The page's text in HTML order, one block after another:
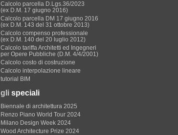
Calcolo parcella D.Lgs.36/2023
(ex D.M. 17 giugno 2016)
Calcolo parcella DM 17 giugno 2016
(ex D.M. 143 del 31 ottobre 2013)
Calcolo compenso professionale
(ex D.M. 140 del 20 luglio 2012)
Calcolo tariffa Architetti ed Ingegneri
per Opere Pubbliche (D.M. 4/4/2001)
Calcolo costo di costruzione
Calcolo interpolazione lineare
tutorial BIM
gli speciali
Biennale di architettura 2025
Renzo Piano World Tour 2024
Milano Design Week 2024
Wood Architecture Prize 2024